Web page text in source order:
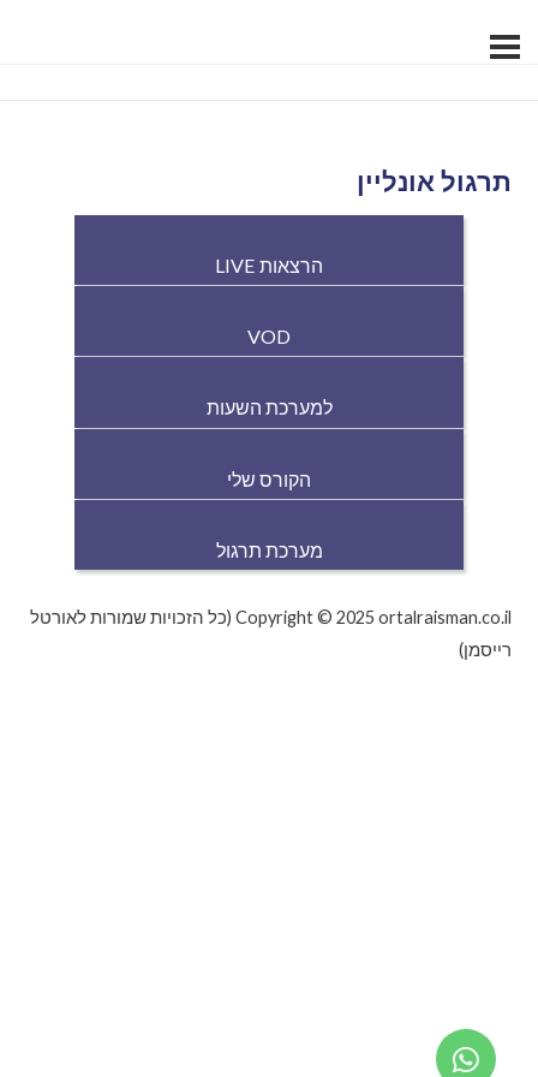
תרגול אונליין
הרצאות LIVE
VOD
למערכת השעות
הקורס שלי
מערכת תרגול
Copyright © 2025 ortalraisman.co.il (כל הזכויות שמורות לאורטל
רייסמן)